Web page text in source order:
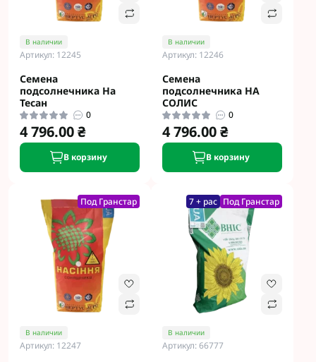
В наличии
Артикул: 12245
Семена
подсолнечника На
Тесан
0
4 796.00 ₴
В корзину
В наличии
Артикул: 12246
Семена
подсолнечника НА
СОЛИС
0
4 796.00 ₴
В корзину
Под Гранстар
В наличии
Артикул: 12247
7 + рас Под Гранстар
В наличии
Артикул: 66777